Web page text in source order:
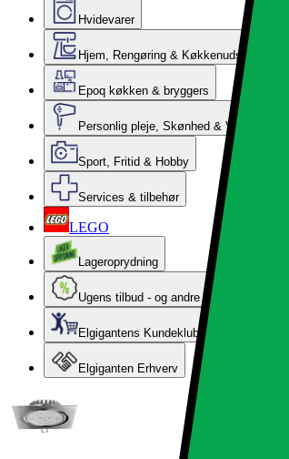
Hvidevarer
Hjem, Rengøring & Køkkenudstyr
Epoq køkken & bryggers
Personlig pleje, Skønhed & Velvære
Sport, Fritid & Hobby
Services & tilbehør
LEGO
Lageroprydning
Ugens tilbud - og andre gode priser
Elgigantens Kundeklub
Elgiganten Erhverv